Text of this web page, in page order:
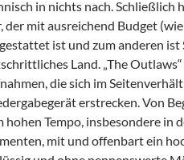
in nichts nach. Schließlich
der mit ausreichend Budget
ist und zum anderen ist
Land. „The
die sich im
erstrecken. Von
hohen Tempo, insbesondere in
mit und offenbart ein